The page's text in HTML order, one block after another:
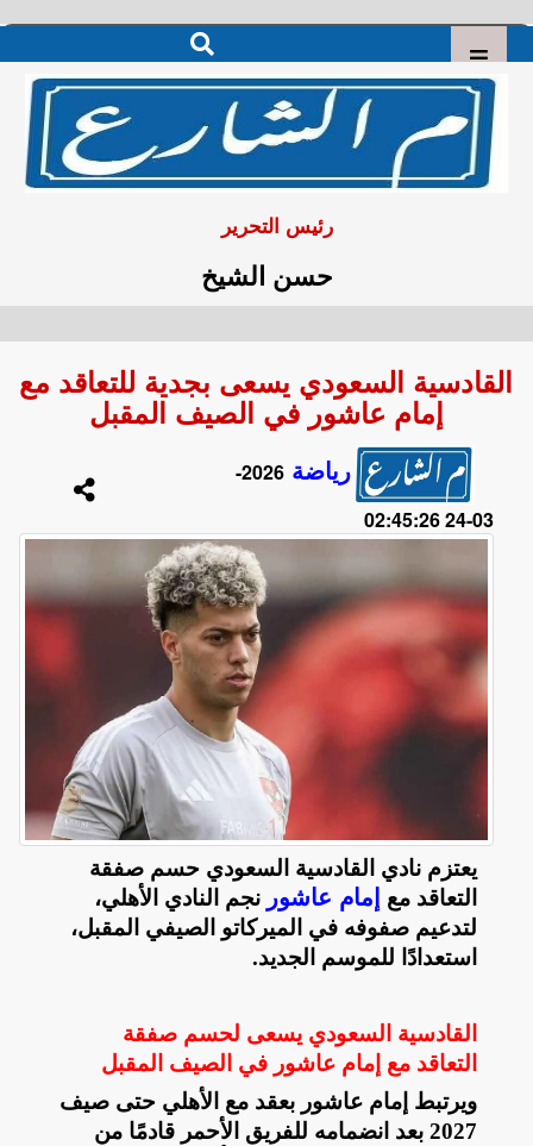
رئيس التحرير
حسن الشيخ
القادسية السعودي يسعى بجدية للتعاقد مع
إمام عاشور في الصيف المقبل
رياضة
2026-
03-24 02:45:26
يعتزم نادي القادسية السعودي حسم صفقة
التعاقد مع
إمام عاشور نجم النادي الأهلي،
لتدعيم صفوفه في الميركاتو الصيفي المقبل،
استعدادًا للموسم الجديد.
القادسية السعودي يسعى لحسم صفقة
التعاقد مع إمام عاشور في الصيف المقبل
ويرتبط إمام عاشور بعقد مع الأهلي حتى صيف
2027 بعد انضمامه للفريق الأحمر قادمًا من